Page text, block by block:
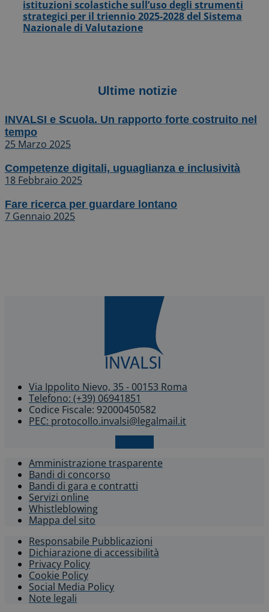
istituzioni scolastiche sull’uso degli strumenti
strategici per il triennio 2025-2028 del Sistema
Nazionale di Valutazione
Ultime notizie
INVALSI e Scuola. Un rapporto forte costruito nel
tempo
25 Marzo 2025
Competenze digitali, uguaglianza e inclusività
18 Febbraio 2025
Fare ricerca per guardare lontano
7 Gennaio 2025
Via Ippolito Nievo, 35 - 00153 Roma
Telefono: (+39) 06941851
Codice Fiscale: 92000450582
PEC: protocollo.invalsi@legalmail.it
Amministrazione trasparente
Bandi di concorso
Bandi di gara e contratti
Servizi online
Whistleblowing​
Mappa del sito
Responsabile Pubblicazioni
Dichiarazione di accessibilità​
Privacy Policy
Cookie Policy
Social Media Policy
Note legali